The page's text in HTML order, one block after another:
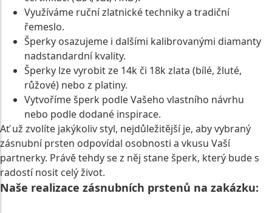
Využíváme ruční zlatnické techniky a tradiční
řemeslo.
Šperky osazujeme i dalšími kalibrovanými diamanty
nadstandardní kvality.
Šperky lze vyrobit ze 14k či 18k zlata (bílé, žluté,
růžové) nebo z platiny.
Vytvoříme šperk podle Vašeho vlastního návrhu
nebo podle dodané inspirace.
Ať už zvolíte jakýkoliv styl, nejdůležitější je, aby vybraný
zásnubní prsten odpovídal osobnosti a vkusu Vaší
partnerky. Právě tehdy se z něj stane šperk, který bude s
radostí nosit celý život.
Naše realizace zásnubních prstenů na zakázku: